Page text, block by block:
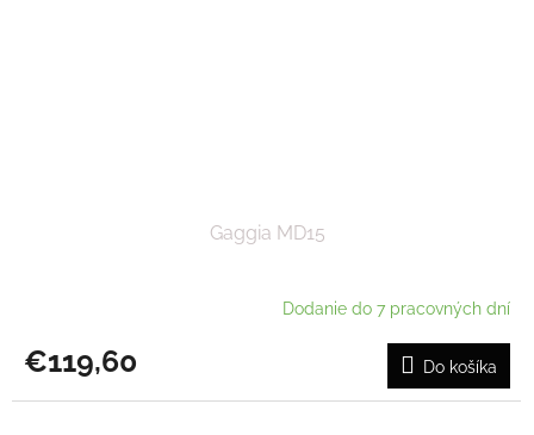
Gaggia MD15
Dodanie do 7 pracovných dní
€119,60 Do košíka